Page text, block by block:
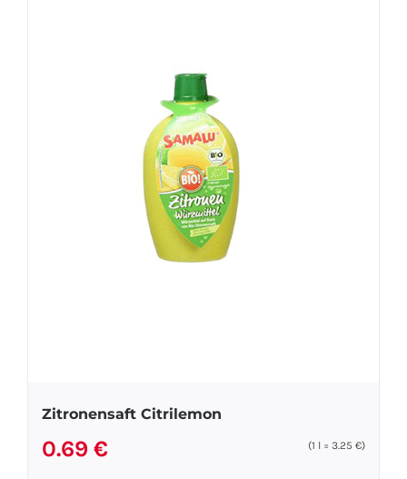
Zitronensaft Citrilemon
0.69 € (1 l =3.25€)